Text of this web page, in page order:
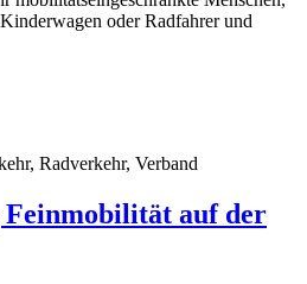
oder Radfahrer und
Radverkehr, Verband
Feinmobilität auf der